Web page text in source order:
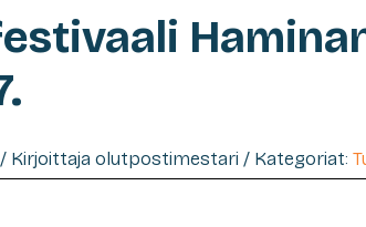
Kirjoittaja olutpostimestari / Kategoriat: